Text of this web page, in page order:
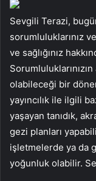
Sevgili Terazi,
sorumluluklarınız
ve sağlığınız
olabileceği bir
yayıncılık ile ilgili
yaşayan tanıdık,
gezi planları
işletmelerde ya da
yoğunluk olabilir.